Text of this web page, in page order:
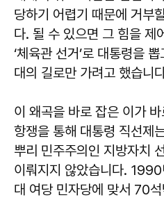
당하기 어렵기 때문에 거부
다. 될 수 있으면 그 힘을 제
‘체육관 선거’로 대통령을
대의 길로만 가려고 했습니
이 왜곡을 바로 잡은 이가
항쟁을 통해 대통령 직선제
뿌리 민주주의인 지방자치
이뤄지지 않았습니다.
대 여당 민자당에 맞서 70